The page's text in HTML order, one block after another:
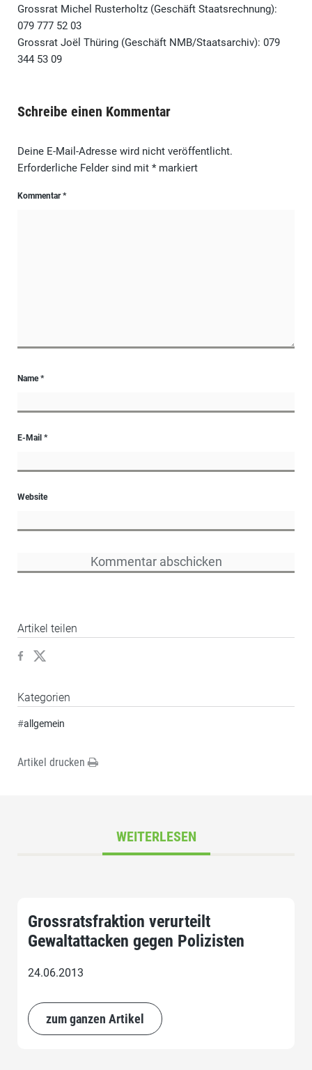
Grossrat Michel Rusterholtz (Geschäft Staatsrechnung):
079 777 52 03
Grossrat Joël Thüring (Geschäft NMB/Staatsarchiv): 079
344 53 09
Schreibe einen Kommentar
Deine E-Mail-Adresse wird nicht veröffentlicht.
Erforderliche Felder sind mit *markiert
Kommentar*
Name*
E-Mail *
Website
Artikel teilen
Kategorien
#allgemein
Artikel drucken
WEITERLESEN
Grossratsfraktion verurteilt
Gewaltattacken gegen Polizisten
24.06.2013
zum ganzen Artikel